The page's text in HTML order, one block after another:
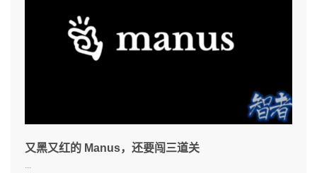
又黑又红的 Manus，还要闯三道关
...